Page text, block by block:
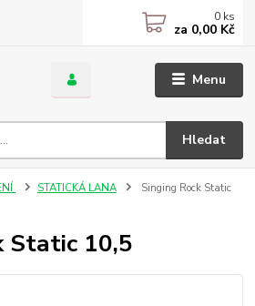
Menu
Hledat
0 ks
za 0,00 Kč
STATICKÁ LANA
Singing Rock Static
Static 10,5